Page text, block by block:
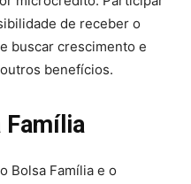
de receber o
buscar crescimento e
benefícios.
Família
Bolsa Família e o